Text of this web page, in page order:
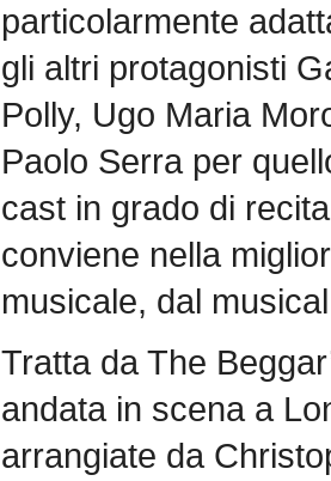
particolarmente
gli altri protagonisti
Polly, Ugo Maria
Paolo Serra per
cast in grado di
conviene nella
musicale, dal
Tratta da The
andata in scena a
arrangiate da